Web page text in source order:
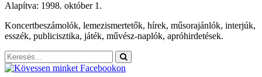
Alapítva: 1998. október 1.
Koncertbeszámolók, lemezismertetők, hírek, műsorajánlók, interjúk,
esszék, publicisztika, játék, művész-naplók, apróhirdetések.